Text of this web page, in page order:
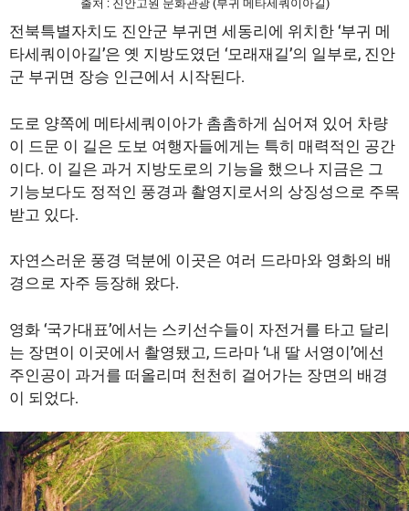
전북특별자치도 진안군 부귀면 세동리에 위치한 ‘부귀 메
타세쿼이아길’은 옛 지방도였던 ‘모래재길’의 일부로, 진안
군 부귀면 장승 인근에서 시작된다.
도로 양쪽에 메타세쿼이아가 촘촘하게 심어져 있어 차량
이 드문 이 길은 도보 여행자들에게는 특히 매력적인 공간
이다. 이 길은 과거 지방도로의 기능을 했으나 지금은 그
기능보다도 정적인 풍경과 촬영지로서의 상징성으로 주목
받고 있다.
자연스러운 풍경 덕분에 이곳은 여러 드라마와 영화의 배
경으로 자주 등장해 왔다.
영화 ‘국가대표’에서는 스키선수들이 자전거를 타고 달리
는 장면이 이곳에서 촬영됐고, 드라마 ‘내 딸 서영이’에선
주인공이 과거를 떠올리며 천천히 걸어가는 장면의 배경
이 되었다.